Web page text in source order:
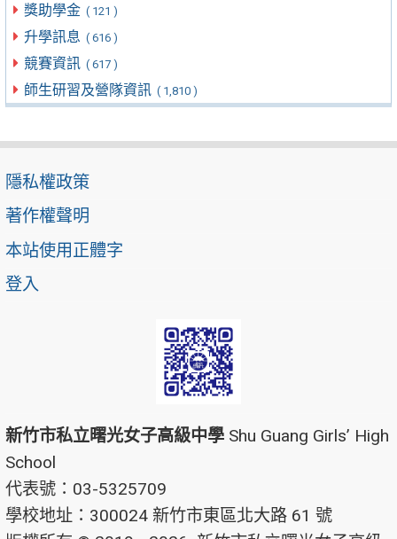
獎助學金 ( 121 )
升學訊息 ( 616 )
競賽資訊 ( 617 )
師生研習及營隊資訊 ( 1,810 )
隱私權政策
著作權聲明
本站使用正體字
登入
新竹市私立曙光女子高級中學 Shu Guang Girls’ High
School
代表號：03-5325709
學校地址：300024 新竹市東區北大路 61 號